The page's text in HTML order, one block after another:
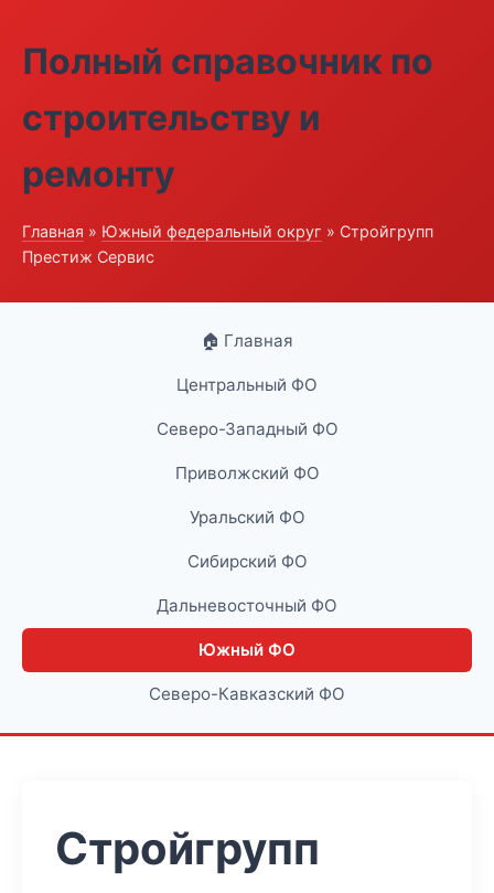
Полный справочник по
строительству и
ремонту
Главная » Южный федеральный округ » Стройгрупп
Престиж Сервис
🏠 Главная
Центральный ФО
Северо-Западный ФО
Приволжский ФО
Уральский ФО
Сибирский ФО
Дальневосточный ФО
Южный ФО
Северо-Кавказский ФО
Стройгрупп